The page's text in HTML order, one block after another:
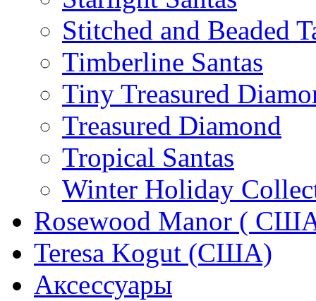
Stitched and Beaded
Timberline Santas
Tiny Treasured
Treasured Diamond
Tropical Santas
Winter Holiday
Rosewood Manor (
Teresa Kogut (США)
Аксессуары